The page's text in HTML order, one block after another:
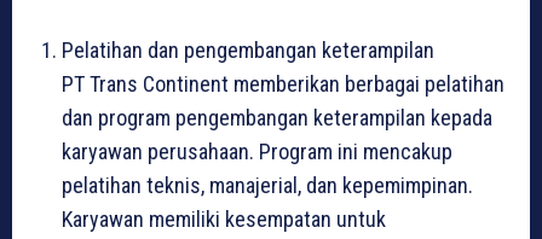
Pelatihan dan pengembangan keterampilan
PT Trans Continent memberikan berbagai pelatihan
dan program pengembangan keterampilan kepada
karyawan perusahaan. Program ini mencakup
pelatihan teknis, manajerial, dan kepemimpinan.
Karyawan memiliki kesempatan untuk